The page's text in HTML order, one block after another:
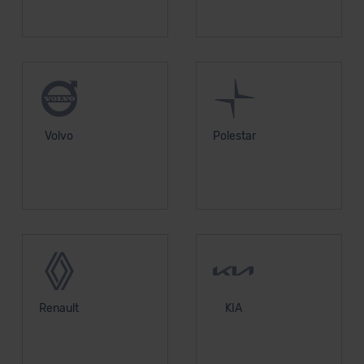
datenschutz@meinauto.de anfordern.
Datenschutzerklärung
Volvo Polestar
Renault KIA